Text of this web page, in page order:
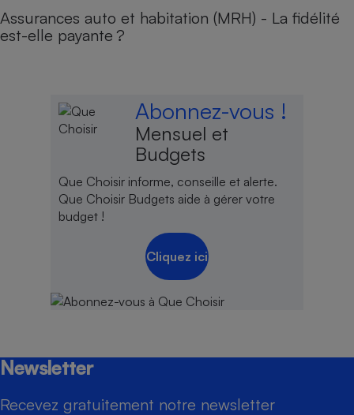
Assurances auto et habitation (MRH) - La fidélité
est-elle payante ?
Abonnez-vous !
Mensuel et
Budgets
Que Choisir informe, conseille et alerte.
Que Choisir Budgets aide à gérer votre
budget !
Cliquez ici
Newsletter
Recevez gratuitement notre newsletter